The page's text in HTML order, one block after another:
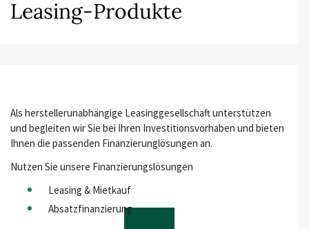
Leasing-Produkte
Als herstellerunabhängige Leasinggesellschaft unterstützen
und begleiten wir Sie bei Ihren Investitionsvorhaben und bieten
Ihnen die passenden Finanzierunglösungen an.
Nutzen Sie unsere Finanzierungslösungen
Leasing & Mietkauf
Absatzfinanzierung